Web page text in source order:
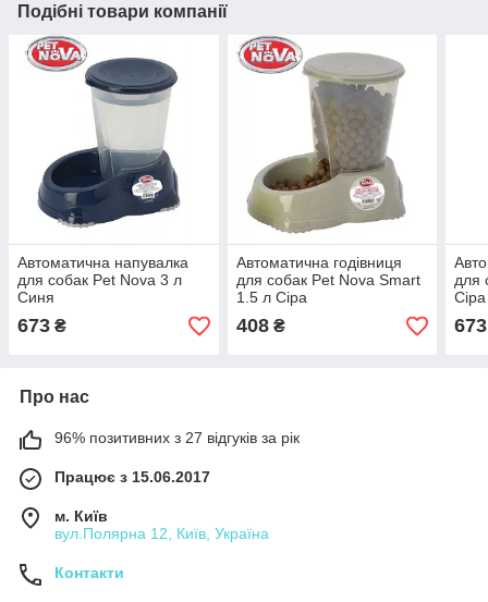
Подібні товари компанії
Автоматична напувалка
для собак Pet Nova 3 л
Синя
673 ₴
Автоматична годівниця
для собак Pet Nova Smart
1.5 л Сіра
408₴
для
Сіра
673
Про нас
96% позитивних з 27 відгуків за рік
Працює з 15.06.2017
м. Київ
вул.Полярна 12, Київ, Україна
Контакти